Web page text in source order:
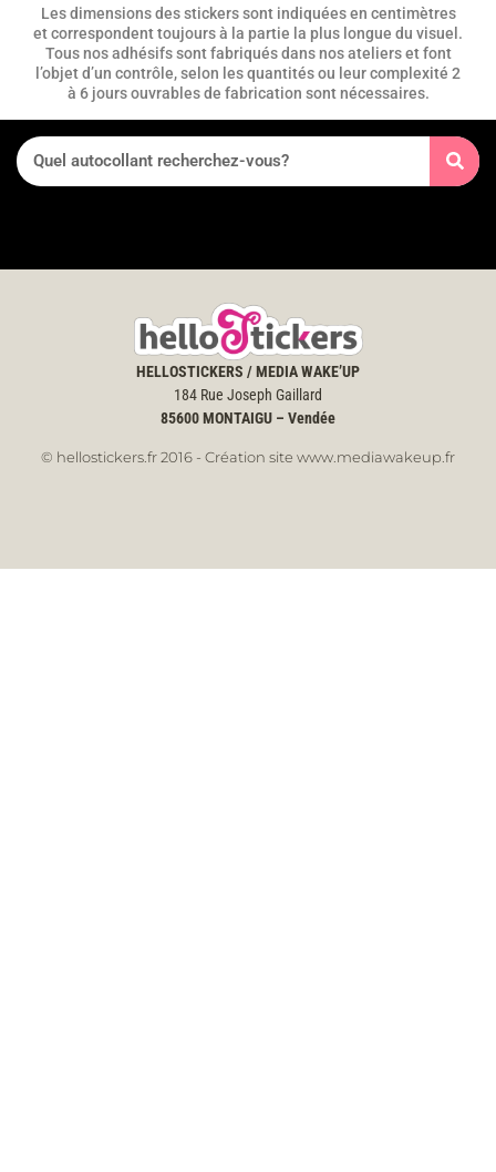
Les dimensions des stickers sont indiquées en centimètres
et correspondent toujours à la partie la plus longue du visuel.
Tous nos adhésifs sont fabriqués dans nos ateliers et font
l’objet d’un contrôle, selon les quantités ou leur complexité 2
à 6 jours ouvrables de fabrication sont nécessaires.
HELLOSTICKERS / MEDIA WAKE’UP
184 Rue Joseph Gaillard
85600MONTAIGU – Vendée
© hellostickers.fr 2016 - Création site www.mediawakeup.fr